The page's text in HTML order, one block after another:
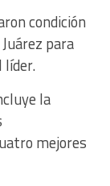
condición
para
líder.
la
mejores